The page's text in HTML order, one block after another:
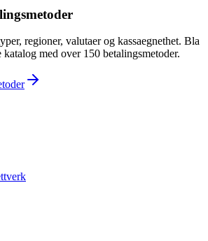
regioner, valutaer og kassaegnethet. Bla
med over 150 betalingsmetoder.